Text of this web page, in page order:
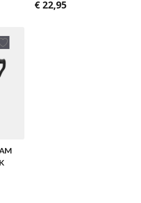
0
€ 22,95